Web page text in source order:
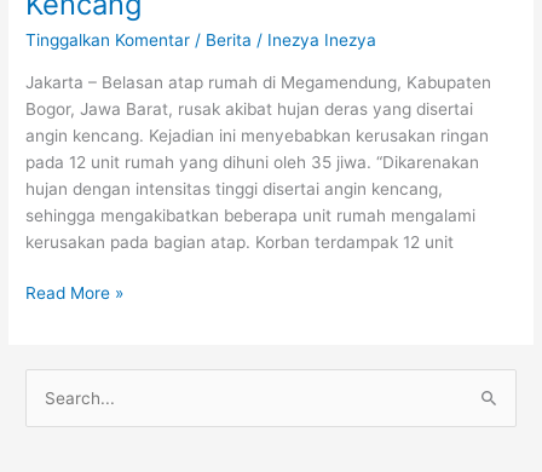
Tinggalkan Komentar / Berita / Inezya Inezya
Jakarta – Belasan atap rumah di Megamendung, Kabupaten
Bogor, Jawa Barat, rusak akibat hujan deras yang disertai
angin kencang. Kejadian ini menyebabkan kerusakan ringan
pada 12 unit rumah yang dihuni oleh 35 jiwa. “Dikarenakan
hujan dengan intensitas tinggi disertai angin kencang,
sehingga mengakibatkan beberapa unit rumah mengalami
kerusakan pada bagian atap. Korban terdampak 12 unit
Rumah
Biar
Rusak
Diterpa
Hujan-
Angin
Kencang
Read More »